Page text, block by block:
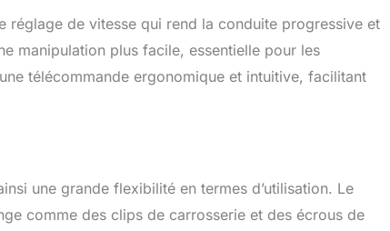
réglage de vitesse qui rend la conduite progressive et
manipulation plus facile, essentielle pour les
télécommande ergonomique et intuitive, facilitant
une grande flexibilité en termes d’utilisation. Le
comme des clips de carrosserie et des écrous de